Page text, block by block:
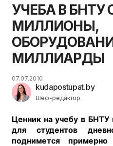
УЧЕБА В БНТУ
МИЛЛИОНЫ,
МИЛЛИАРДЫ
kudapostupat.by
Шеф-редактор
07.07.2010
Ценник на учебу в БНТУ
для студентов
поднимется